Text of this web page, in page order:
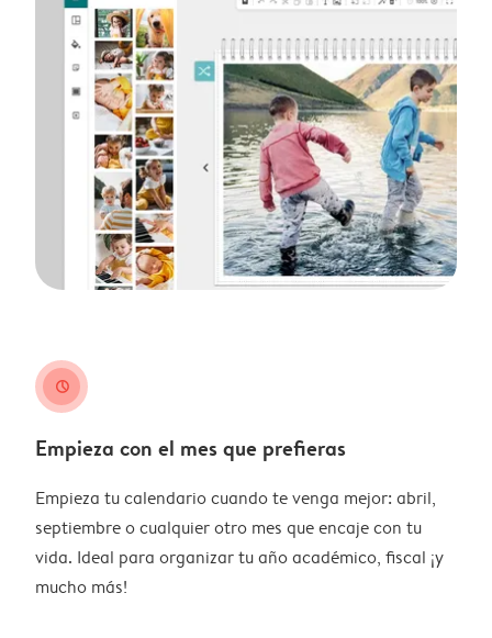
clock
Empieza con el mes que prefieras
Empieza tu calendario cuando te venga mejor: abril,
septiembre o cualquier otro mes que encaje con tu
vida. Ideal para organizar tu año académico, fiscal ¡y
mucho más!